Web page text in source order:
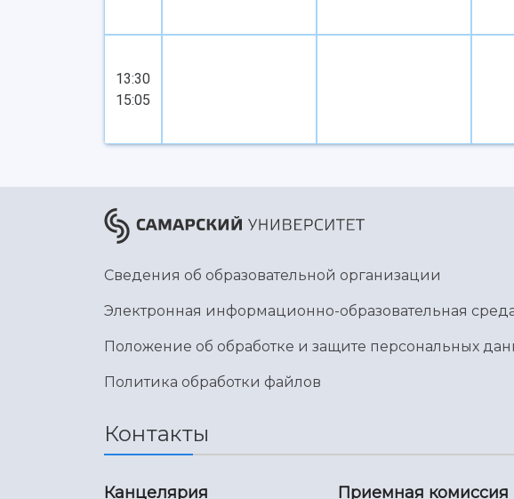
13:30
15:05
Сведения об образовательной организации
Электронная информационно-образовательная
Положение об обработке и защите персональных
Политика обработки файлов
Контакты
Канцелярия Приемная комиссия